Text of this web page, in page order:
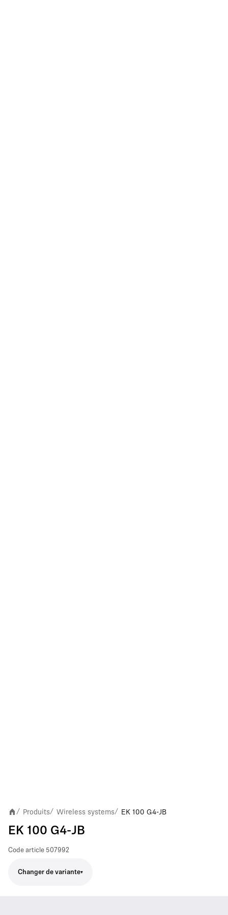
/ Produits/ Wireless systems/ EK 100 G4-JB
EK 100 G4-JB
Code article 507992
Changer de variante